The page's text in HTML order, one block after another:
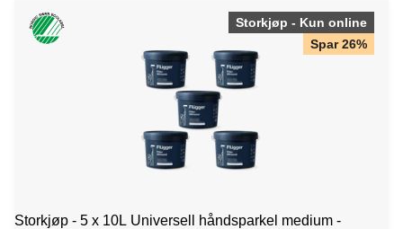
Storkjøp - Kun online
Spar 26%
Storkjøp - 5 x 10L Universell håndsparkel medium -